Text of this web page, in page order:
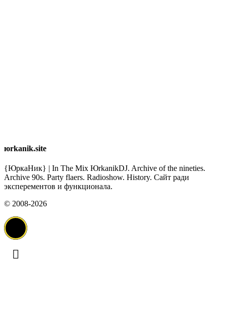
юrkanik.site
{ЮркаНик} | In The Mix ЮrkanikDJ. Archive of the nineties.
Archive 90s. Party flaers. Radioshow. History. Сайт ради
эксперементов и функционала.
© 2008-2026